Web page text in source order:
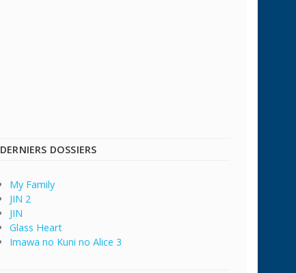
DERNIERS DOSSIERS
My Family
JIN 2
JIN
Glass Heart
Imawa no Kuni no Alice 3